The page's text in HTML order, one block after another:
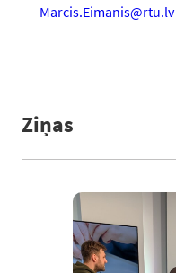
Marcis.Eimanis@rtu.lv
Ziņas